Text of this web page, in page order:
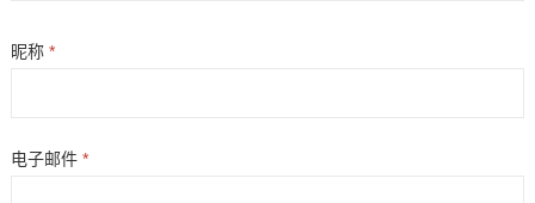
昵称 *
电子邮件 *